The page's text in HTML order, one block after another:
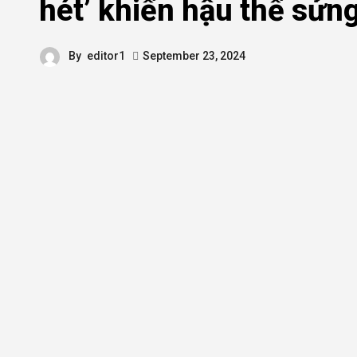
hét’ khiến hậu thế
By editor1 September 23, 2024